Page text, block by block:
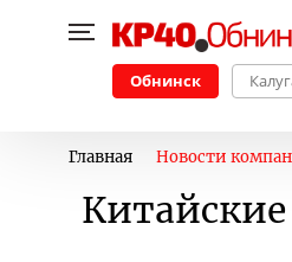
Обнинск
Главная Новости